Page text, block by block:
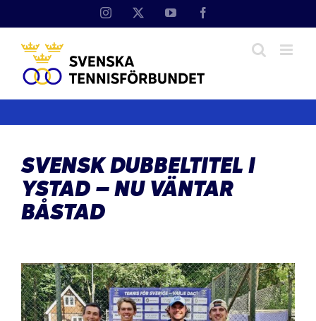
Instagram YouTube
SVENSK DUBBELTITEL I
YSTAD – NU VÄNTAR
BÅSTAD